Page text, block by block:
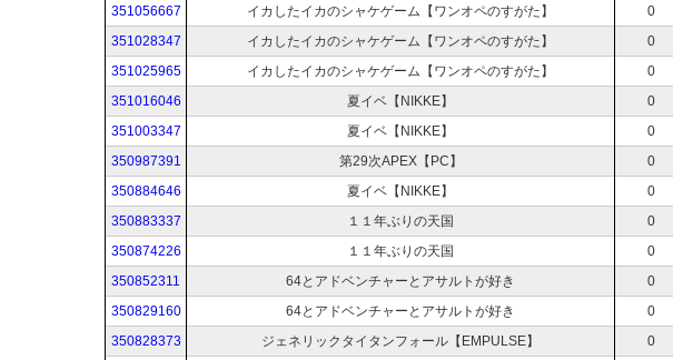
351056667
イカしたイカのシャケゲーム【ワンオペのすがた】 0
351028347
イカしたイカのシャケゲーム【ワンオペのすがた】 0
351025965
イカしたイカのシャケゲーム【ワンオペのすがた】 0
351016046
夏イベ【NIKKE】 0
351003347
夏イベ【NIKKE】 0
350987391
第29次APEX【PC】 0
350884646
夏イベ【NIKKE】 0
350883337
１１年ぶりの天国 0
350874226
１１年ぶりの天国 0
350852311
64とアドベンチャーとアサルトが好き 0
350829160
64とアドベンチャーとアサルトが好き 0
350828373
ジェネリックタイタンフォール【EMPULSE】 0